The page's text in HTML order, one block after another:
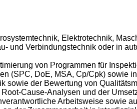
Elektrotechnik,
und Verbindungstechnik oder in
von Programmen für
(SPC, DoE, MSA, Cp/Cpk) sowie
sowie der Bewertung von
Cause-Analysen und der
Arbeitsweise sowie